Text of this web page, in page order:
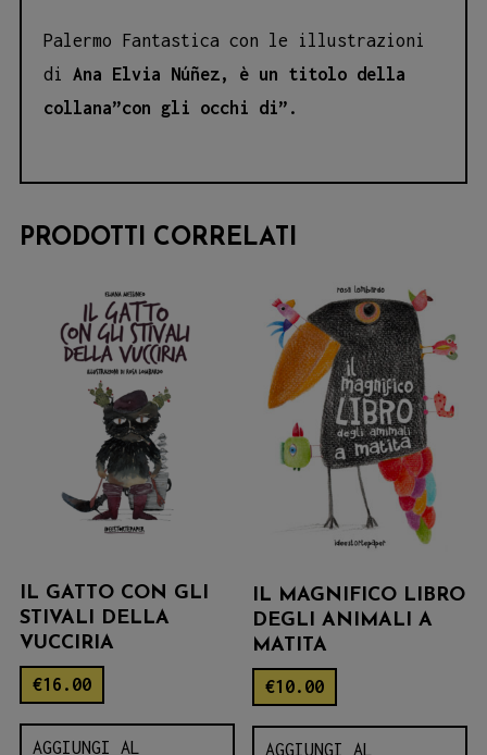
Palermo Fantastica con le illustrazioni
di Ana Elvia Núñez, è un titolo della
collana”con gli occhi di”.
PRODOTTI CORRELATI
IL GATTO CON GLI
STIVALI DELLA
VUCCIRIA
€16.00
AGGIUNGI AL
IL MAGNIFICO LIBRO
DEGLI ANIMALI A
MATITA
€10.00
AGGIUNGI AL